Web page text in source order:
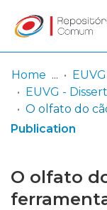
Communities
& Collections
Log
In
(current)
Home
Publication
O olfato